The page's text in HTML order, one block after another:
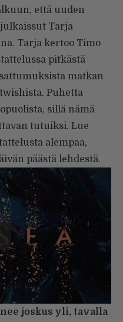
että uuden
Tarja
Tarja kertoo Timo
pitkästä
matkan
Puhetta
sillä nämä
tutuiksi. Lue
alempaa,
päästä lehdestä.
joskus yli, tavalla